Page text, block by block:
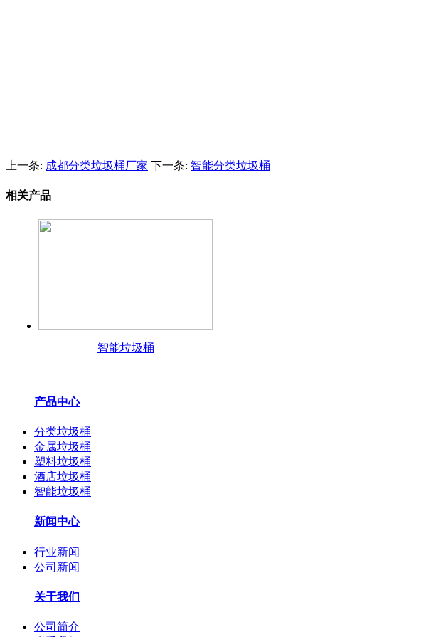
上一条: 成都分类垃圾桶厂家 下一条: 智能分类垃圾桶
相关产品
智能垃圾桶
产品中心
分类垃圾桶
金属垃圾桶
塑料垃圾桶
酒店垃圾桶
智能垃圾桶
新闻中心
行业新闻
公司新闻
关于我们
公司简介